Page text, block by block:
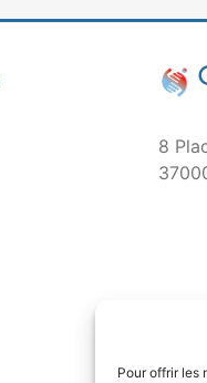
Pour offrir les
8